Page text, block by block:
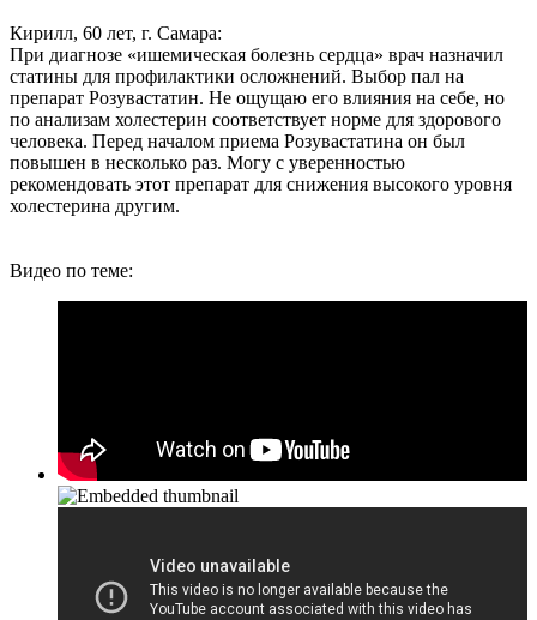
Кирилл, 60 лет, г. Самара:
При диагнозе «ишемическая болезнь сердца» врач назначил
статины для профилактики осложнений. Выбор пал на
препарат Розувастатин. Не ощущаю его влияния на себе, но
по анализам холестерин соответствует норме для здорового
человека. Перед началом приема Розувастатина он был
повышен в несколько раз. Могу с уверенностью
рекомендовать этот препарат для снижения высокого уровня
холестерина другим.
Видео по теме: